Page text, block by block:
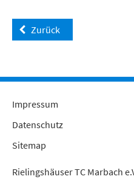
Zurück
Impressum
Datenschutz
Sitemap
Rielingshäuser TC Marbach